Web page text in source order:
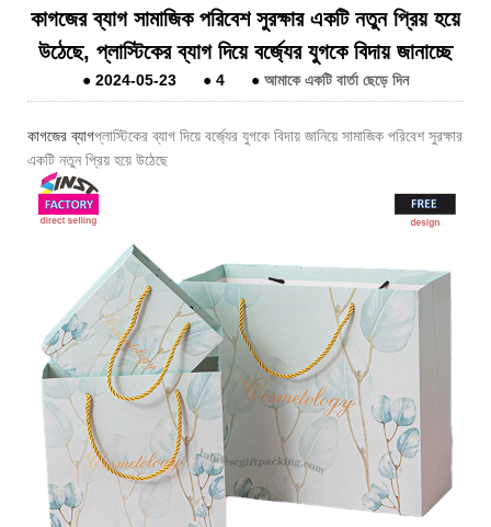
কাগজের ব্যাগ সামাজিক পরিবেশ সুরক্ষার একটি নতুন প্রিয় হয়ে
উঠেছে, প্লাস্টিকের ব্যাগ দিয়ে বর্জ্যের যুগকে বিদায় জানাচ্ছে
● 2024-05-23 ● 4 ● আমাকে একটি বার্তা ছেড়ে দিন
কাগজের ব্যাগপ্লাস্টিকের ব্যাগ দিয়ে বর্জ্যের যুগকে বিদায় জানিয়ে সামাজিক পরিবেশ সুরক্ষার
একটি নতুন প্রিয় হয়ে উঠেছে